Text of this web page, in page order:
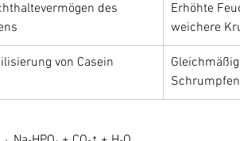
des
Erhöhte
weichere
von Casein
Schrumpfen